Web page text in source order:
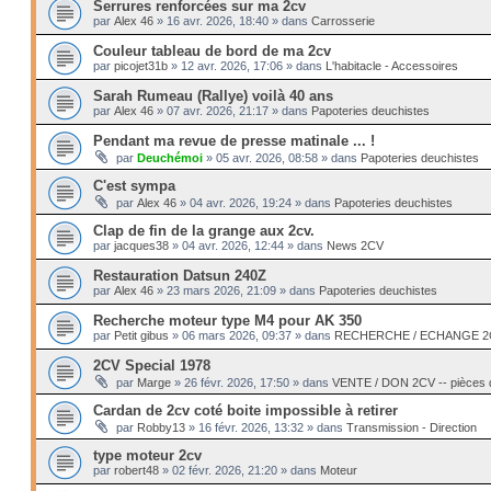
Serrures renforcées sur ma 2cv
par Alex 46» 16 avr. 2026, 18:40» dans Carrosserie
Couleur tableau de bord de ma 2cv
par picojet31b» 12 avr. 2026, 17:06» dans L'habitacle - Accessoires
Sarah Rumeau (Rallye) voilà 40 ans
par Alex 46» 07 avr. 2026, 21:17» dans Papoteries deuchistes
Pendant ma revue de presse matinale ... !
par Deuchémoi» 05 avr. 2026, 08:58» dans Papoteries deuchistes
C'est sympa
par Alex 46» 04 avr. 2026, 19:24» dans Papoteries deuchistes
Clap de fin de la grange aux 2cv.
par jacques38» 04 avr. 2026, 12:44» dans News 2CV
Restauration Datsun 240Z
par Alex 46» 23 mars 2026, 21:09» dans Papoteries deuchistes
Recherche moteur type M4 pour AK 350
par Petit gibus » 06 mars 2026, 09:37» dans RECHERCHE / ECHANGE
2CV Special 1978
par Marge» 26 févr. 2026, 17:50» dans VENTE / DON 2CV -- pièces
Cardan de 2cv coté boite impossible à retirer
par Robby13» 16 févr. 2026, 13:32» dans Transmission - Direction
type moteur 2cv
par robert48» 02 févr. 2026, 21:20» dans Moteur